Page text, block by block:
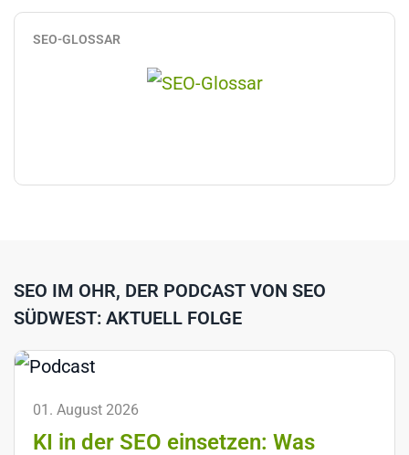
SEO-GLOSSAR
SEO IM OHR, DER PODCAST VON SEO
SÜDWEST: AKTUELL FOLGE
01. August 2026
KI in der SEO einsetzen: Was